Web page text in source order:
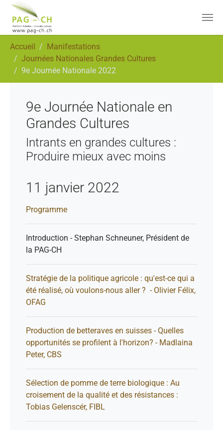
Accueil
Manifestations
Journées Nationales Grandes Cultures
9e Journée Nationale 2022
9e Journée Nationale en
Grandes Cultures
Intrants en grandes cultures :
Produire mieux avec moins
11 janvier 2022
Programme
Introduction - Stephan Schneuner, Président de
la PAG-CH
Stratégie de la politique agricole : qu'est-ce qui a
été réalisé, où voulons-nous aller ? - Olivier Félix,
OFAG
Production de betteraves en suisses - Quelles
opportunités se profilent à l'horizon? - Madlaina
Peter, CBS
Sélection de pomme de terre biologique : Au
croisement de la qualité et des résistances :
Tobias Gelenscér, FIBL